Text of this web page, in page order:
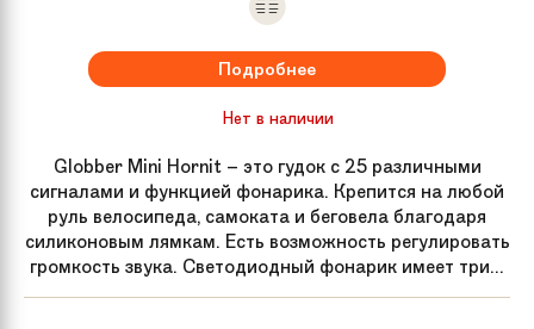
Подробнее
Нет в наличии
Globber Mini Hornit – это гудок с 25 различными
сигналами и функцией фонарика. Крепится на любой
руль велосипеда, самоката и беговела благодаря
силиконовым лямкам. Есть возможность регулировать
громкость звука. Светодиодный фонарик имеет три...